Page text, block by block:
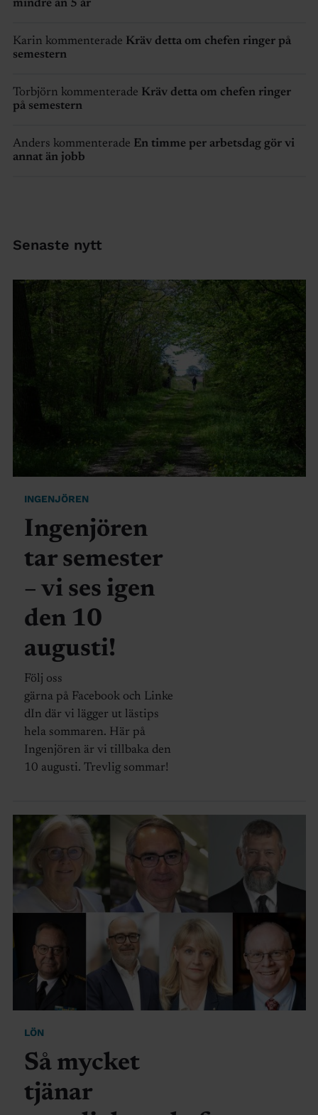
mindre än 5 år
Karin kommenterade Kräv detta om chefen ringer på
semestern
Torbjörn kommenterade Kräv detta om chefen ringer
på semestern
Anders kommenterade En timme per arbetsdag gör vi
annat än jobb
Senaste nytt
INGENJÖREN
Ingenjören
tar semester
– vi ses igen
den 10
augusti!
Följ oss
gärna på Facebook och Linke
dIn där vi lägger ut lästips
hela sommaren. Här på
Ingenjören är vi tillbaka den
10 augusti. Trevlig sommar!
LÖN
Så mycket
tjänar